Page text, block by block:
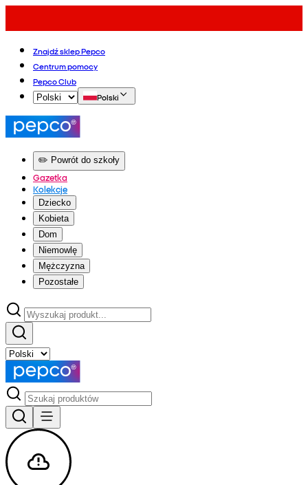
Znajdź sklep Pepco
Centrum pomocy
Pepco Club
Polski
✏️ Powrót do szkoły
Gazetka
Kolekcje
Dziecko
Kobieta
Dom
Niemowlę
Mężczyzna
Pozostałe